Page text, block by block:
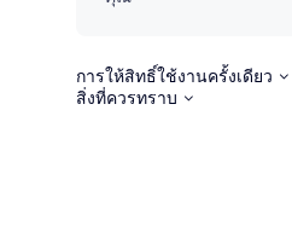
การให้สิทธิ์ใช้งานครั้งเดียว
สิ่งที่ควรทราบ